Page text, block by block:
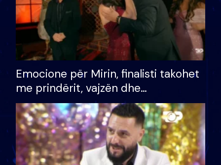
Emocione për Mirin, finalisti takohet
me prindërit, vajzën dhe
bashkëshorten: S’kemi ndonjë letër
divorci apo jo?